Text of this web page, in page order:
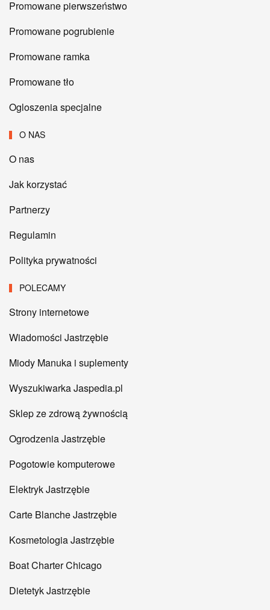
Promowane pierwszeństwo
Promowane pogrubienie
Promowane ramka
Promowane tło
Ogloszenia specjalne
O NAS
O nas
Jak korzystać
Partnerzy
Regulamin
Polityka prywatności
POLECAMY
Strony internetowe
Wiadomości Jastrzębie
Miody Manuka i suplementy
Wyszukiwarka Jaspedia.pl
Sklep ze zdrową żywnością
Ogrodzenia Jastrzębie
Pogotowie komputerowe
Elektryk Jastrzębie
Carte Blanche Jastrzębie
Kosmetologia Jastrzębie
Boat Charter Chicago
Dietetyk Jastrzębie